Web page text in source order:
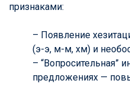
признаками:
– Появление
(э-э, м-м, хм) и
– “Вопросительная”
предложениях —